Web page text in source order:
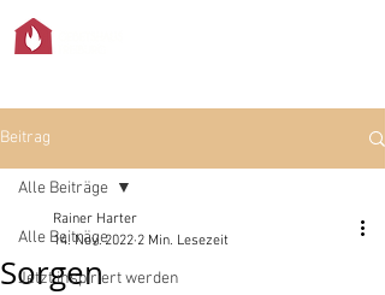
Beitrag
Alle Beiträge
Jetzt inspiriert werden
Alle Beiträge
Sorgen
Rainer Harter
14. Nov. 2022 2 Min. Lesezeit